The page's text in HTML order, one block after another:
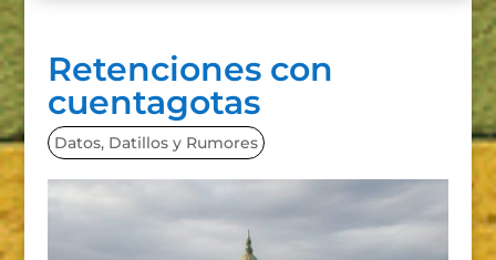
Retenciones con
cuentagotas
Datos, Datillos y Rumores